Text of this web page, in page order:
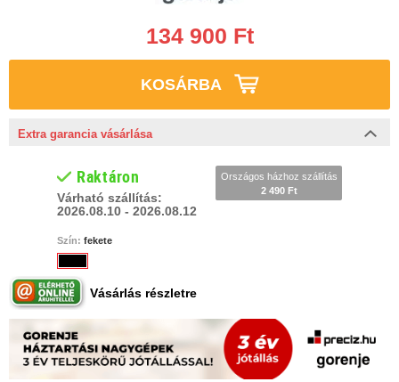
134 900 Ft
KOSÁRBA
Extra garancia vásárlása
Raktáron
Várható szállítás:
2026.08.10 - 2026.08.12
Országos házhoz szállítás
2 490 Ft
Szín: fekete
Vásárlás részletre